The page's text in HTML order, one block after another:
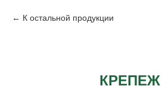
К остальной продукции
КРЕПЕЖ